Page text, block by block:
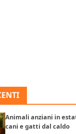
Animali anziani in
cani e gatti dal caldo